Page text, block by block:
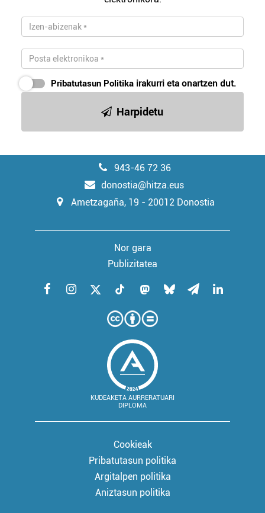
Pribatutasun Politika irakurri eta onartzen dut.
Harpidetu
943-46 72 36
donostia@hitza.eus
Ametzagaña, 19 - 20012 Donostia
Nor gara
Publizitatea
KUDEAKETA AURRERATUARI
DIPLOMA
Cookieak
Pribatutasun politika
Argitalpen politika
Aniztasun politika